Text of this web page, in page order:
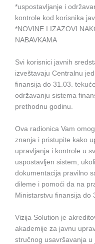
*uspostavljanje i
kontrole kod korisnika
*NOVINE I IZAZOVI
NABAVKAMA
Svi korisnici javnih
izveštavaju Centralnu
finansija do 31.03.
održavanju sistema
prethodnu godinu.
Ova radionica Vam
znanja i pristupite kako
upravljanja i kontrole u
uspostavljen sistem,
dokumentacija pravilno
dileme i pomoći da na
Ministarstvu finansija do
Vizija Solution je
akademije za javnu
stručnog usavršavanja